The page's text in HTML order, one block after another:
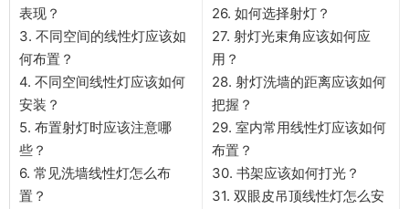
表现？
3. 不同空间的线性灯应该如
何布置？
4. 不同空间线性灯应该如何
安装？
5. 布置射灯时应该注意哪
些？
6. 常见洗墙线性灯怎么布
置？
26. 如何选择射灯？
27. 射灯光束角应该如何应
用？
28. 射灯洗墙的距离应该如何
把握？
29. 室内常用线性灯应该如何
布置？
30. 书架应该如何打光？
31. 双眼皮吊顶线性灯怎么安